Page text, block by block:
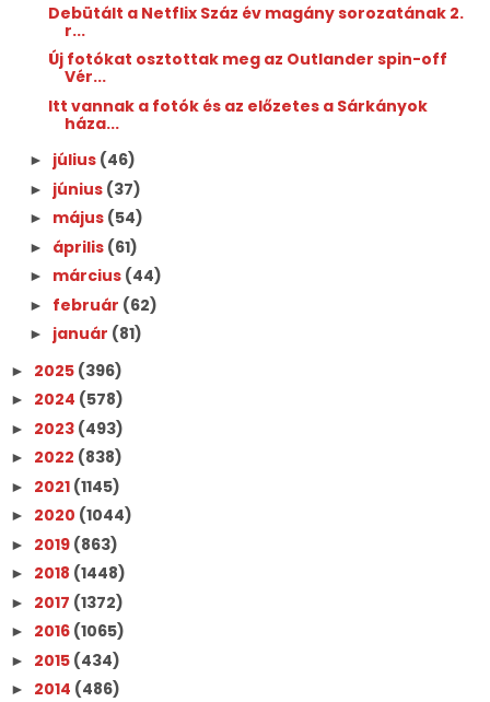
Debütált a Netflix Száz év magány sorozatának 2.
r...
Új fotókat osztottak meg az Outlander spin-off
Vér...
Itt vannak a fotók és az előzetes a Sárkányok
háza...
► július (46)
► június (37)
► május (54)
► április (61)
► március (44)
► február (62)
► január (81)
► 2025 (396)
► 2024 (578)
► 2023 (493)
► 2022 (838)
► 2021 (1145)
► 2020 (1044)
► 2019 (863)
► 2018 (1448)
► 2017 (1372)
► 2016 (1065)
► 2015 (434)
► 2014 (486)